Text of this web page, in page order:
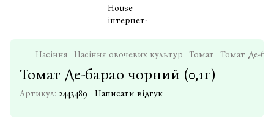
Насіння Насіння овочевих культур Томат Томат Де-
Томат Де-барао чорний (0,1г)
Артикул: 2443489 Написати відгук